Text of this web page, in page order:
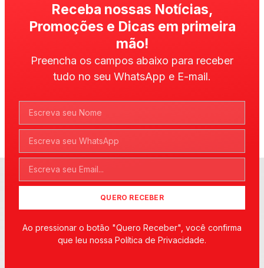
Receba nossas Notícias,
Promoções e Dicas em primeira
mão!
Preencha os campos abaixo para receber
tudo no seu WhatsApp e E-mail.
QUERO RECEBER
Ao pressionar o botão "Quero Receber", você confirma
que leu nossa Política de Privacidade.